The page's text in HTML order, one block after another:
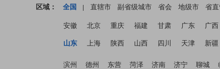
区域： 全国 直辖市 副省级城市 省会 地级市 省
安徽 北京 重庆 福建 甘肃 广东 广西
山东 上海 陕西 山西 四川 天津 新疆
滨州 德州 东营 菏泽 济南 济宁 聊城